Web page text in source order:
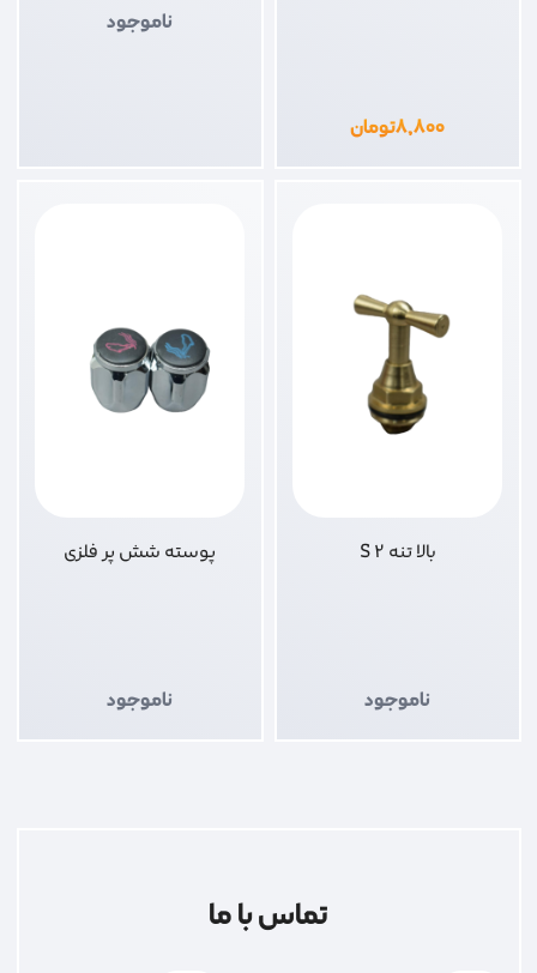
۸,۸۰۰تومان
ناموجود
بالا تنه 2 S
ناموجود
پوسته شش پر فلزی
ناموجود
تماس با ما